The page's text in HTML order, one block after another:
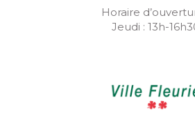
Horaire
Jeudi : 13h-